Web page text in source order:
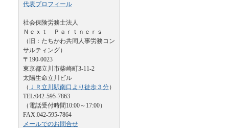
代表プロフィール
社会保険労務士法人
Ｎｅｘｔ Ｐａｒｔｎｅｒｓ
（旧：たちかわ共同人事労務コン
サルティング）
〒190-0023
東京都立川市柴崎町3-11-2
太陽生命立川ビル
（ ＪＲ立川駅南口より徒歩３分）
TEL:042-595-7863
（電話受付時間10:00～17:00）
FAX:042-595-7864
メールでのお問合せ